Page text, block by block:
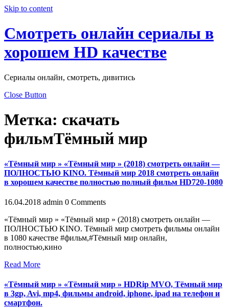
Skip to content
Смотреть онлайн сериалы в
хорошем HD качестве
Сериалы онлайн, смотреть, дивитись
Close Button
Метка: скачать
фильмТёмный мир
«Тёмный мир » «Тёмный мир » (2018) смотреть онлайн —
ПОЛНОСТЬЮ KINO. Тёмный мир 2018 смотреть онлайн
в хорошем качестве полностью полный фильм HD720-1080
16.04.2018 admin 0 Comments
«Тёмный мир » «Тёмный мир » (2018) смотреть онлайн —
ПОЛНОСТЬЮ KINO. Тёмный мир смотреть фильмы онлайн
в 1080 качестве #фильм,#Тёмный мир онлайн,
полностью,кино
Read More
«Тёмный мир » «Тёмный мир » HDRip MVO, Тёмный мир
в 3gp, Avi, mp4, фильмы android, iphone, ipad нa телефoн и
cмaртфoн.